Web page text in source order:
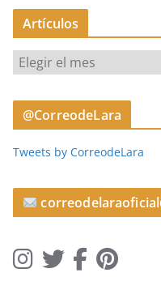
Artículos
t
u
s
@CorreodeLara
Tweets by CorreodeLara